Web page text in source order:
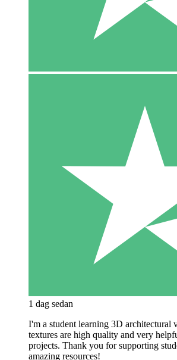
1 dag sedan
I'm a student learning 3D architectural
textures are high quality and very
projects. Thank you for supporting
amazing resources!